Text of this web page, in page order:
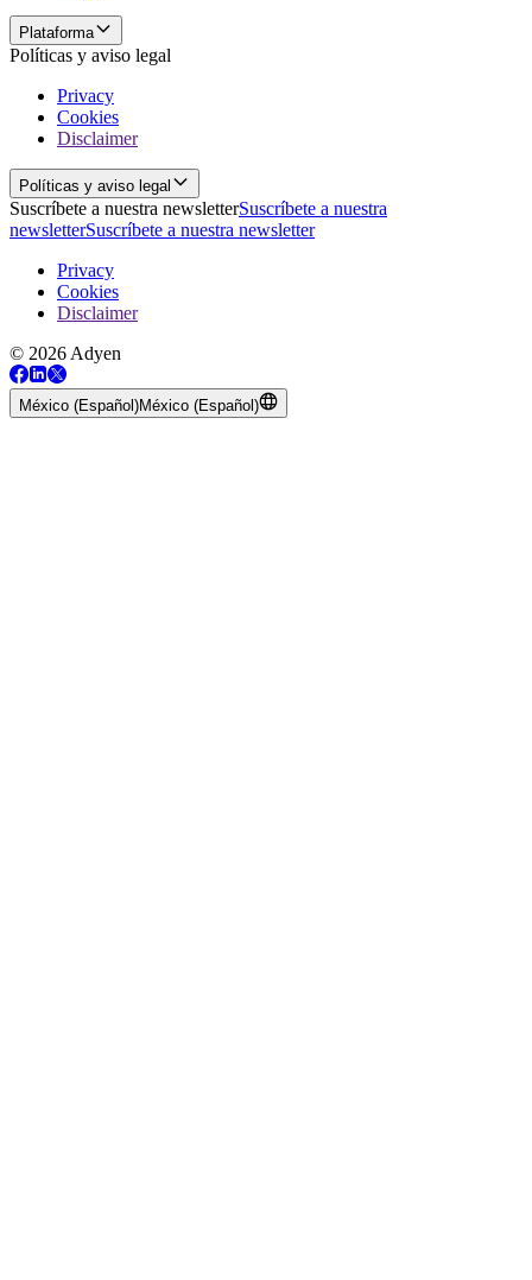
Plataforma
Políticas y aviso legal
Privacy
Cookies
Disclaimer
Políticas y aviso legal
Suscríbete a nuestra newsletterSuscríbete a nuestra
newsletterSuscríbete a nuestra newsletter
Privacy
Cookies
Disclaimer
© 2026 Adyen
México (Español)México (Español)